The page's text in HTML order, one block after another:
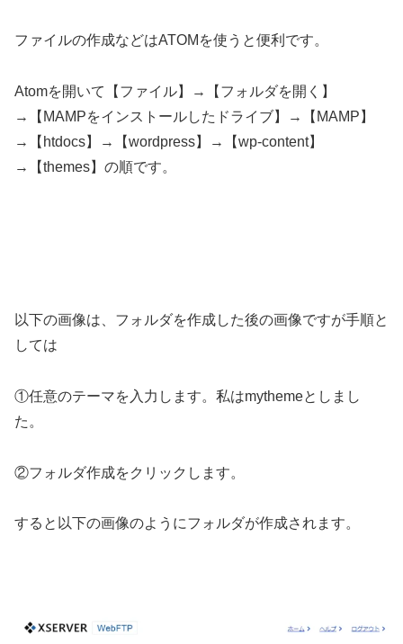
ファイルの作成などはATOMを使うと便利です。
Atomを開いて【ファイル】→【フォルダを開く】
→【MAMPをインストールしたドライブ】→【MAMP】
→【htdocs】→【wordpress】→【wp-content】
→【themes】の順です。
以下の画像は、フォルダを作成した後の画像ですが手順と
しては
①任意のテーマを入力します。私はmythemeとしまし
た。
②フォルダ作成をクリックします。
すると以下の画像のようにフォルダが作成されます。